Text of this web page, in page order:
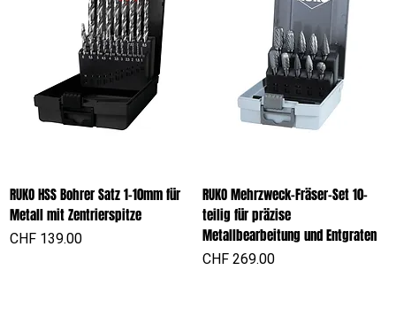
RUKO HSS Bohrer Satz 1-10mm für
Metall mit Zentrierspitze
Preis
CHF 139.00
RUKO Mehrzweck-Fräser-Set 10-
teilig für präzise
Metallbearbeitung und Entgraten
Preis
CHF 269.00